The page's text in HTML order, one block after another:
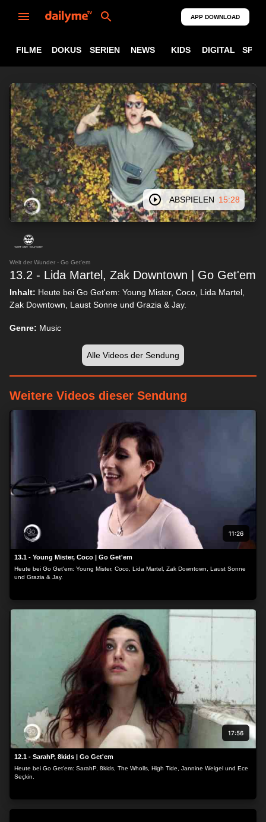
APP DOWNLOAD
FILME DOKUS SERIEN NEWS KIDS DIGITAL
ABSPIELEN 15:28
Welt der Wunder - Go Get'em
13.2 - Lida Martel, Zak Downtown | Go Get'em
Inhalt: Heute bei Go Get'em: Young Mister, Coco, Lida Martel,
Zak Downtown, Laust Sonne und Grazia & Jay.
Genre: Music
Alle Videos der Sendung
Weitere Videos dieser Sendung
11:26
13.1 - Young Mister, Coco | Go Get'em
Heute bei Go Get'em: Young Mister, Coco, Lida Martel, Zak Downtown, Laust Sonne
und Grazia & Jay.
17:56
12.1 - SarahP, 8kids | Go Get'em
Heute bei Go Get'em: SarahP, 8kids, The Wholls, High Tide, Jannine Weigel und Ece
Seçkin.